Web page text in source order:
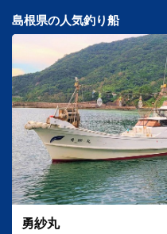
島根県の人気釣り船
勇紗丸